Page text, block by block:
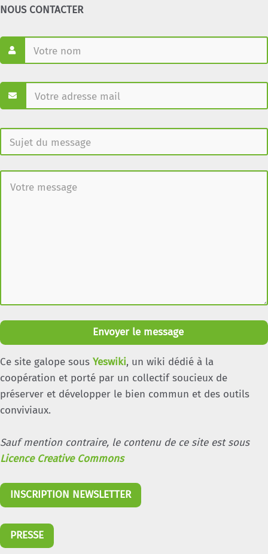
NOUS CONTACTER
Envoyer le message
Ce site galope sous Yeswiki, un wiki dédié à la
coopération et porté par un collectif soucieux de
préserver et développer le bien commun et des outils
conviviaux.
Sauf mention contraire, le contenu de ce site est sous
Licence Creative Commons
INSCRIPTION NEWSLETTER
PRESSE